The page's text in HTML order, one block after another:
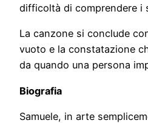
difficoltà di comprendere i
La canzone si conclude
vuoto e la constatazione
da quando una persona
Biografia
Samuele, in arte